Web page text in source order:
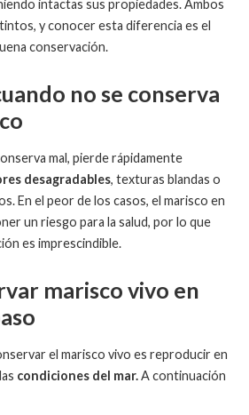
intactas sus propiedades. Ambos
y conocer esta diferencia es el
conservación.
no se conserva
mal, pierde rápidamente
desagradables, texturas blandas o
En el peor de los casos, el marisco en
un riesgo para la salud, por lo que
es imprescindible.
marisco vivo en
el marisco vivo es reproducir en
condiciones del mar.A continuación